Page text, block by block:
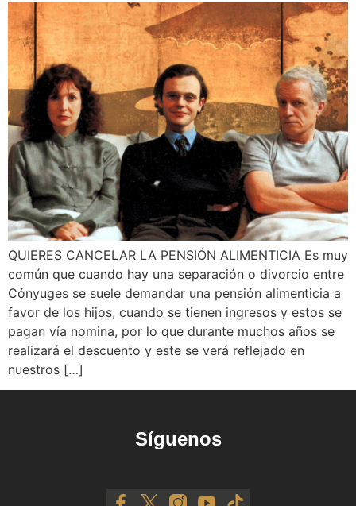
QUIERES CANCELAR LA PENSIÓN ALIMENTICIA Es muy
común que cuando hay una separación o divorcio entre
Cónyuges se suele demandar una pensión alimenticia a
favor de los hijos, cuando se tienen ingresos y estos se
pagan vía nomina, por lo que durante muchos años se
realizará el descuento y este se verá reflejado en
nuestros […]
Síguenos